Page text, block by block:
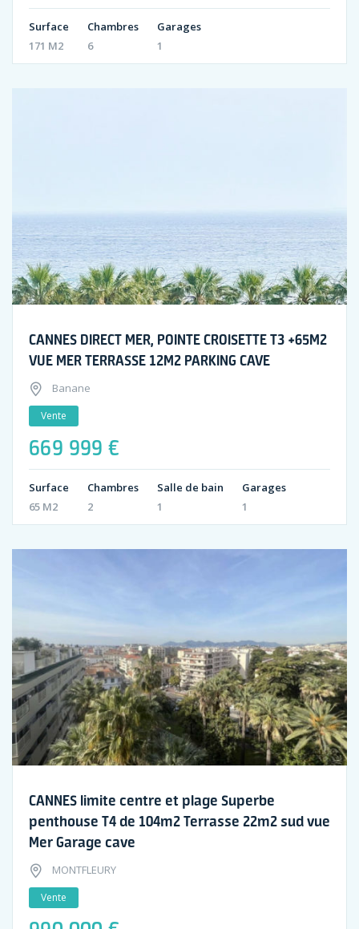
Surface
171 M2
Chambres
6
Garages
1
CANNES DIRECT MER, POINTE CROISETTE T3 +65M2
VUE MER TERRASSE 12M2 PARKING CAVE
Banane
Vente
669 999 €
Surface
65 M2
Chambres
2
Salle de bain
1
Garages
1
CANNES limite centre et plage Superbe
penthouse T4 de 104m2 Terrasse 22m2 sud vue
Mer Garage cave
MONTFLEURY
Vente